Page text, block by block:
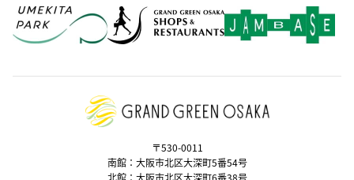
〒530-0011
南館：大阪市北区大深町5番54号
北館：大阪市北区大深町6番38号